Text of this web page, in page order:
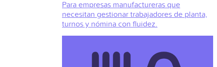
Para empresas manufactureras que
necesitan gestionar trabajadores de planta,
turnos y nómina con fluidez.